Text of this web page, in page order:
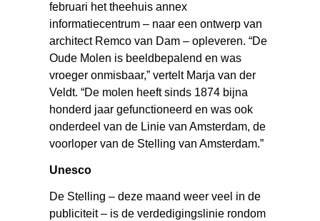
februari het theehuis annex
informatiecentrum – naar een ontwerp van
architect Remco van Dam – opleveren. “De
Oude Molen is beeldbepalend en was
vroeger onmisbaar,” vertelt Marja van der
Veldt. “De molen heeft sinds 1874 bijna
honderd jaar gefunctioneerd en was ook
onderdeel van de Linie van Amsterdam, de
voorloper van de Stelling van Amsterdam.”
Unesco
De Stelling – deze maand weer veel in de
publiciteit – is de verdedigingslinie rondom